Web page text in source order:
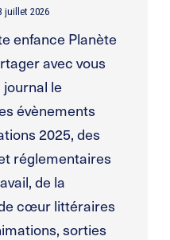
juillet 2026
enfance Planète
avec vous
le
évènements
2025, des
réglementaires
de la
cœur littéraires
sorties